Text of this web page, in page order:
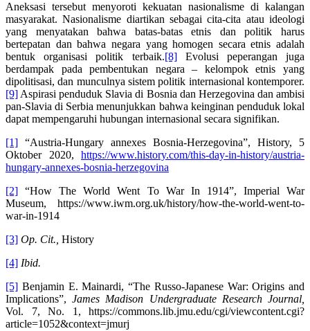
Aneksasi tersebut menyoroti kekuatan nasionalisme di kalangan
masyarakat. Nasionalisme diartikan sebagai cita-cita atau ideologi
yang menyatakan bahwa batas-batas etnis dan politik harus
bertepatan dan bahwa negara yang homogen secara etnis adalah
bentuk organisasi politik terbaik.[8]Evolusi peperangan juga
berdampak pada pembentukan negara – kelompok etnis yang
dipolitisasi, dan munculnya sistem politik internasional kontemporer.
[9] Aspirasi penduduk Slavia di Bosnia dan Herzegovina dan ambisi
pan-Slavia di Serbia menunjukkan bahwa keinginan penduduk lokal
dapat mempengaruhi hubungan internasional secara signifikan.
[1] “Austria-Hungary annexes Bosnia-Herzegovina”, History, 5
Oktober 2020, https://www.history.com/this-day-in-history/austria-
hungary-annexes-bosnia-herzegovina
[2] “How The World Went To War In 1914”, Imperial War
Museum, https://www.iwm.org.uk/history/how-the-world-went-to-
war-in-1914
[3] Op. Cit., History
[4] Ibid.
[5] Benjamin E. Mainardi, “The Russo-Japanese War: Origins and
Implications”,James Madison Undergraduate Research Journal,
Vol. 7, No. 1, https://commons.lib.jmu.edu/cgi/viewcontent.cgi?
article=1052&context=jmurj